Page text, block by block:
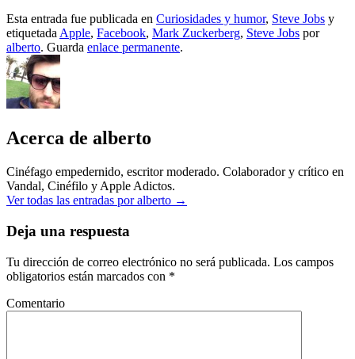
Esta entrada fue publicada en Curiosidades y humor, Steve Jobs y
etiquetada Apple, Facebook, Mark Zuckerberg, Steve Jobs por
alberto. Guarda enlace permanente.
Acerca de alberto
Cinéfago empedernido, escritor moderado. Colaborador y crítico en
Vandal, Cinéfilo y Apple Adictos.
Ver todas las entradas por alberto →
Deja una respuesta
Tu dirección de correo electrónico no será publicada. Los campos
obligatorios están marcados con *
Comentario